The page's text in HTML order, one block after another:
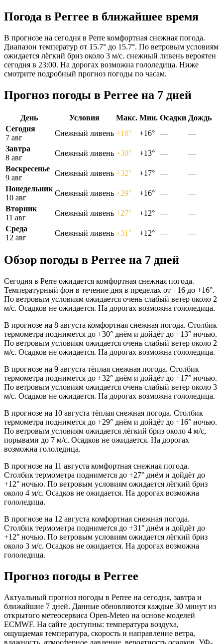
Погода в Perreе в ближайшее время
В прогнозе на сегодня в Perre комфортная снежная погода.
Диапазон температур от 15.7° до 15.7°. По ветровым условиям
ожидается лёгкий бриз около 3 м/с. снежный ливень вероятен
сегодня в 23:00. На дорогах возможна гололедица. Ниже
смотрите подробный прогноз погоды по часам.
Прогноз погоды в Perreе на 7 дней
День Условия Макс. Мин. Осадки Дождь
Сегодня
7 авг
Снежный ливень +16° +16° —
—
Завтра
8 авг
Снежный ливень +30° +13° —
—
Воскресенье
9 авг
Снежный ливень +32° +17° —
—
Понедельник
10 авг
Снежный ливень +29° +16° —
—
Вторник
11 авг
Снежный ливень +27° +12° —
—
Среда
12 авг
Снежный ливень +31° +12° — —
Обзор погоды в Perreе на 7 дней
Сегодня в Perre ожидается комфортная снежная погода.
Температурный фон в течение дня в пределах от +16 до +16°.
По ветровым условиям ожидается очень слабый ветер около 2
м/с. Осадков не ожидается. На дорогах возможна гололедица.
В прогнозе на 8 августа комфортная снежная погода. Столбик
термометра поднимется до +30° днём и дойдёт до +13° ночью.
По ветровым условиям ожидается очень слабый ветер около 2
м/с. Осадков не ожидается. На дорогах возможна гололедица.
В прогнозе на 9 августа тёплая снежная погода. Столбик
термометра поднимется до +32° днём и дойдёт до +17° ночью.
По ветровым условиям ожидается очень слабый ветер около 3
м/с. Осадков не ожидается. На дорогах возможна гололедица.
В прогнозе на 10 августа тёплая снежная погода. Столбик
термометра поднимется до +29° днём и дойдёт до +16° ночью.
По ветровым условиям ожидается лёгкий бриз около 4 м/с,
порывами до 7 м/с. Осадков не ожидается. На дорогах
возможна гололедица.
В прогнозе на 11 августа комфортная снежная погода.
Столбик термометра поднимется до +27° днём и дойдёт до
+12° ночью. По ветровым условиям ожидается лёгкий бриз
около 4 м/с. Осадков не ожидается. На дорогах возможна
гололедица.
В прогнозе на 12 августа комфортная снежная погода.
Столбик термометра поднимется до +31° днём и дойдёт до
+12° ночью. По ветровым условиям ожидается лёгкий бриз
около 3 м/с. Осадков не ожидается. На дорогах возможна
гололедица.
Прогноз погоды в Perreе
Актуальный прогноз погоды в Perreе на сегодня, завтра и
ближайшие 7 дней. Данные обновляются каждые 30 минут из
открытого метеосервиса Open-Meteo на основе моделей
ECMWF. На сайте доступны: температура воздуха,
ощущаемая температура, скорость и направление ветра,